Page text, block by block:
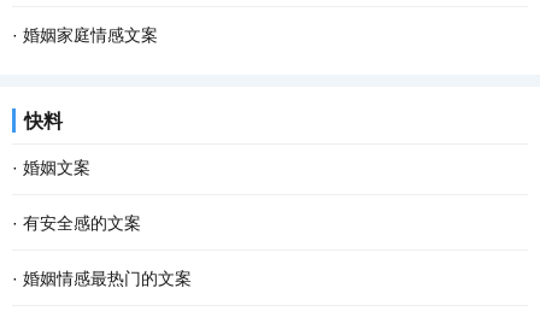
· 婚姻家庭情感文案
快料
· 婚姻文案
· 有安全感的文案
· 婚姻情感最热门的文案